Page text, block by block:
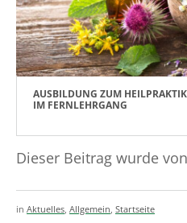
AUSBILDUNG ZUM
IM FERNLEHRGANG
Dieser Beitrag wurde
in Aktuelles, Allgemein, Startseite